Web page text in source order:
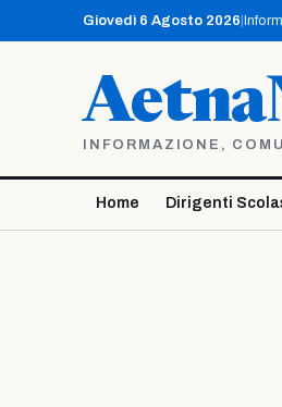
contenuto
Giovedì 6 Agosto 2026
INFORMAZIONE,
Home Dirigenti